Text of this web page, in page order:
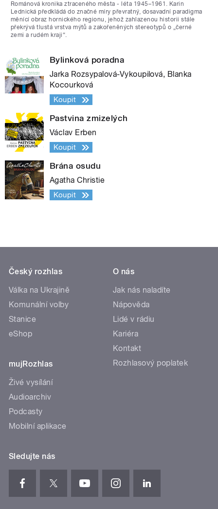
Románová kronika ztraceného města - léta 1945–1961. Karin
Lednická předkládá do značné míry převratný, dosavadní paradigma
měnící obraz hornického regionu, jehož zahlazenou historii stále
překrývá tlustá vrstva mýtů a zakořeněných stereotypů o „černé
zemi a rudém kraji“.
Bylinková poradna
Jarka Rozsypalová-Vykoupilová, Blanka
Kocourková
Koupit
Pastvina zmizelých
Václav Erben
Koupit
Brána osudu
Agatha Christie
Koupit
Český rozhlas
Válka na Ukrajině
Komunální volby
Stanice
eShop
mujRozhlas
Živé vysílání
Audioarchiv
Podcasty
Mobilní aplikace
O nás
Jak nás naladíte
Nápověda
Lidé v rádiu
Kariéra
Kontakt
Rozhlasový poplatek
Sledujte nás